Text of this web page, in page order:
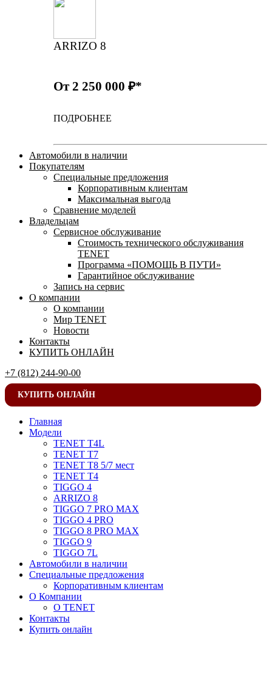
ARRIZO 8
От 2 250 000 ₽*
ПОДРОБНЕЕ
Автомобили в наличии
Покупателям
Специальные предложения
Корпоративным клиентам
Максимальная выгода
Сравнение моделей
Владельцам
Сервисное обслуживание
Стоимость технического обслуживания
TENET
Программа «ПОМОЩЬ В ПУТИ»
Гарантийное обслуживание
Запись на сервис
О компании
О компании
Мир TENET
Новости
Контакты
КУПИТЬ ОНЛАЙН
+7 (812) 244-90-00
КУПИТЬ ОНЛАЙН
Главная
Модели
TENET T4L
TENET T7
TENET T8 5/7 мест
TENET T4
TIGGO 4
ARRIZO 8
TIGGO 7 PRO MAX
TIGGO 4 PRO
TIGGO 8 PRO MAX
TIGGO 9
TIGGO 7L
Автомобили в наличии
Специальные предложения
Корпоративным клиентам
О Компании
О TENET
Контакты
Купить онлайн